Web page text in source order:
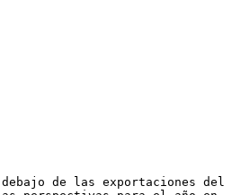
de las exportaciones del